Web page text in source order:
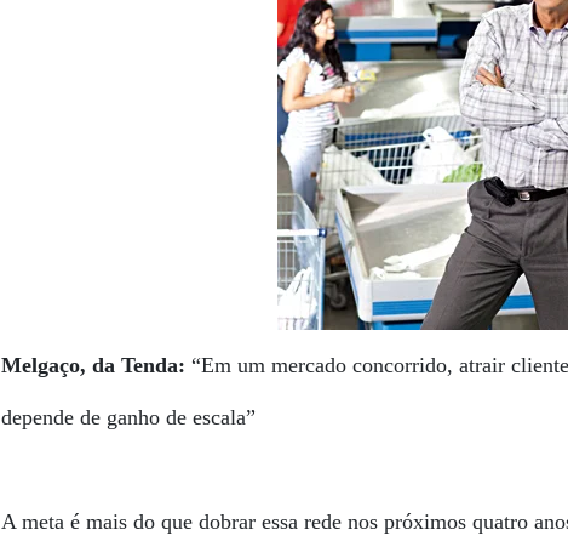
Melgaço, da Tenda: “Em um mercado concorrido, atrair
depende de ganho de escala”
A meta é mais do que dobrar essa rede nos próximos quatro